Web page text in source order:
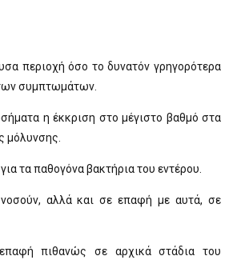
περιοχή όσο το δυνατόν γρηγορότερα
συμπτωμάτων.
η έκκριση στο μέγιστο βαθμό στα
μόλυνσης.
τα παθογόνα βακτήρια του εντέρου.
αλλά και σε επαφή με αυτά, σε
πιθανώς σε αρχικά στάδια του